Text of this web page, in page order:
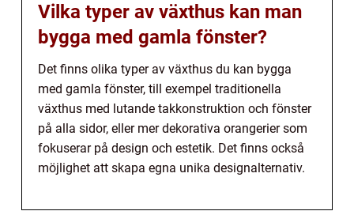
Vilka typer av växthus kan man
bygga med gamla fönster?
Det finns olika typer av växthus du kan bygga
med gamla fönster, till exempel traditionella
växthus med lutande takkonstruktion och fönster
på alla sidor, eller mer dekorativa orangerier som
fokuserar på design och estetik. Det finns också
möjlighet att skapa egna unika designalternativ.